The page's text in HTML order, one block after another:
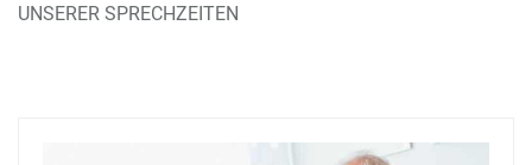
NSERER SPRECHZEITEN